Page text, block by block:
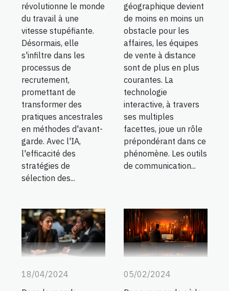
révolutionne le monde
du travail à une
vitesse stupéfiante.
Désormais, elle
s'infiltre dans les
processus de
recrutement,
promettant de
transformer des
pratiques ancestrales
en méthodes d'avant-
garde. Avec l'IA,
l'efficacité des
stratégies de
sélection des...
géographique devient
de moins en moins un
obstacle pour les
affaires, les équipes
de vente à distance
sont de plus en plus
courantes. La
technologie
interactive, à travers
ses multiples
facettes, joue un rôle
prépondérant dans ce
phénomène. Les outils
de communication...
18/04/2024
05/02/2024